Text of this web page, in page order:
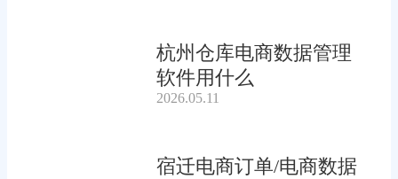
杭州仓库电商数据管理
软件用什么
2026.05.11
宿迁电商订单/电商数据